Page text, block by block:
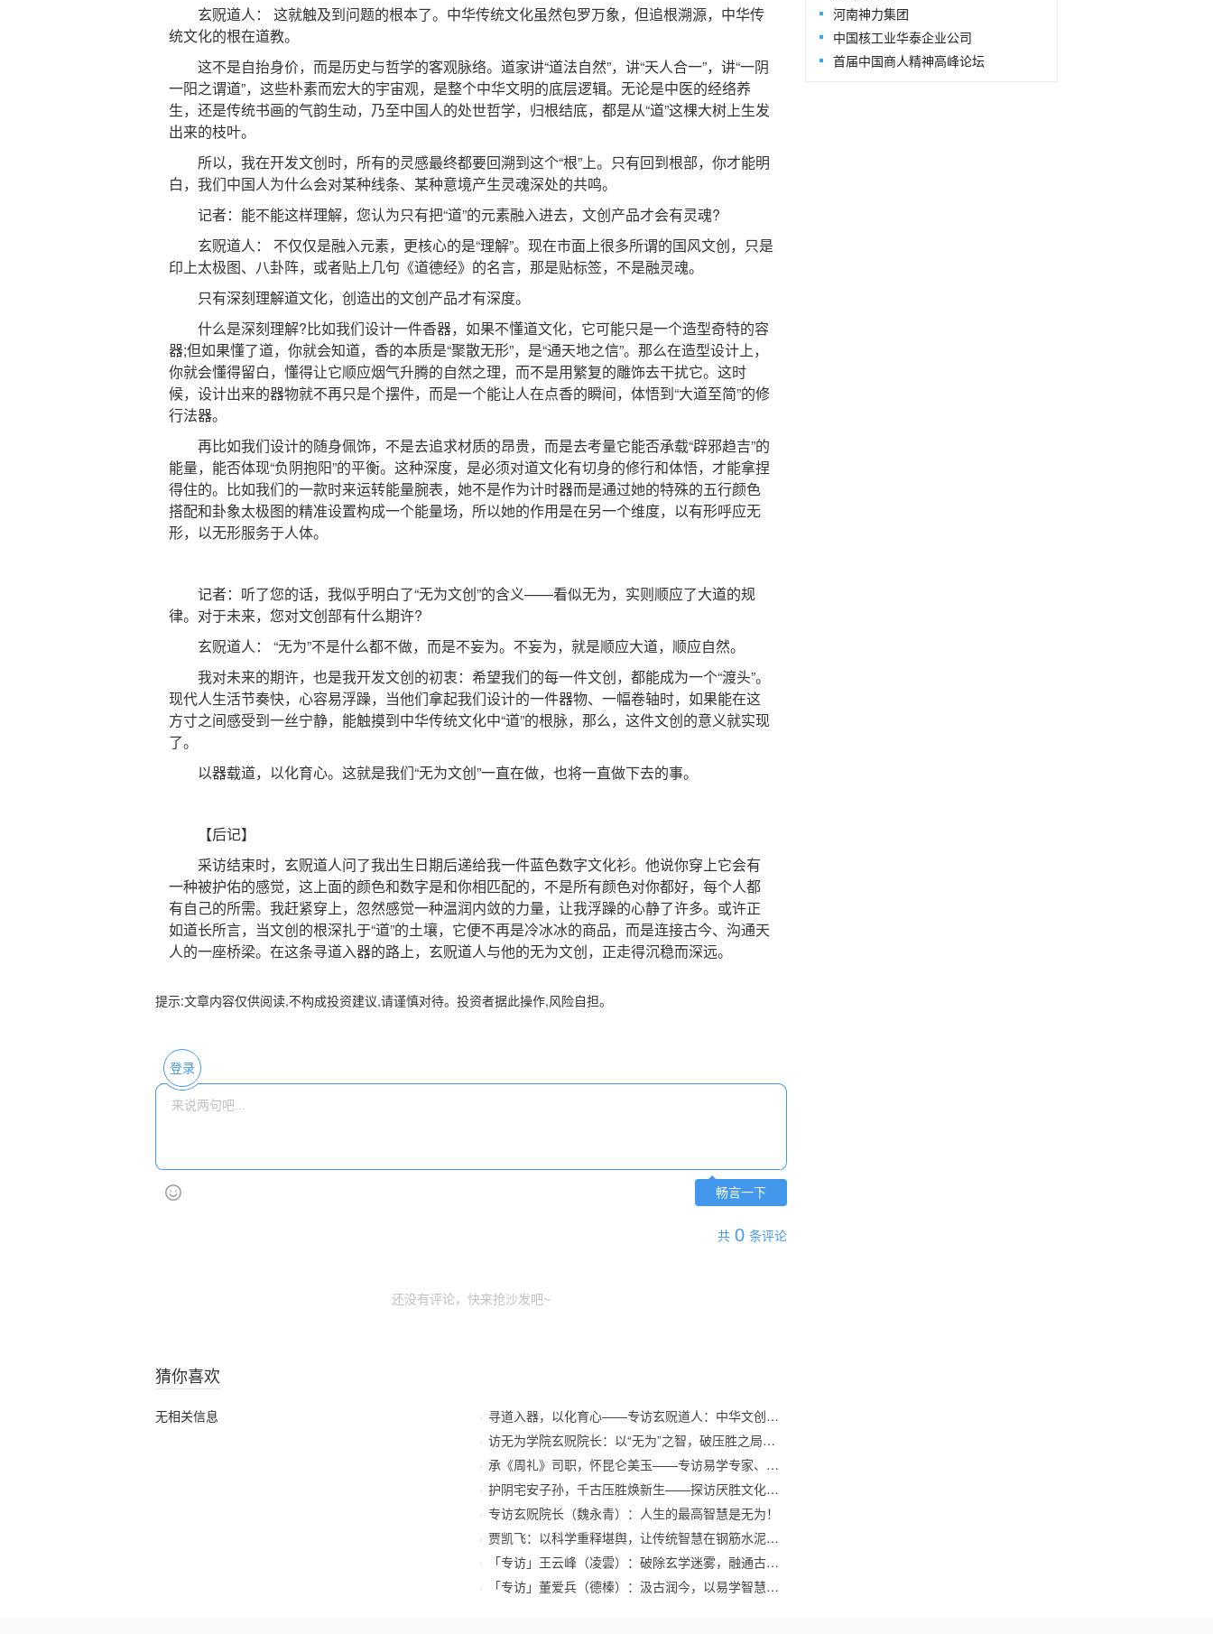
玄贶道人： 这就触及到问题的根本了。中华传统文化虽然包罗万象，但追根溯源，中华传
统文化的根在道教。
这不是自抬身价，而是历史与哲学的客观脉络。道家讲“道法自然”，讲“天人合一”，讲“一阴
一阳之谓道”，这些朴素而宏大的宇宙观，是整个中华文明的底层逻辑。无论是中医的经络养
生，还是传统书画的气韵生动，乃至中国人的处世哲学，归根结底，都是从“道”这棵大树上生发
出来的枝叶。
所以，我在开发文创时，所有的灵感最终都要回溯到这个“根”上。只有回到根部，你才能明
白，我们中国人为什么会对某种线条、某种意境产生灵魂深处的共鸣。
记者：能不能这样理解，您认为只有把“道”的元素融入进去，文创产品才会有灵魂?
玄贶道人： 不仅仅是融入元素，更核心的是“理解”。现在市面上很多所谓的国风文创，只是
印上太极图、八卦阵，或者贴上几句《道德经》的名言，那是贴标签，不是融灵魂。
只有深刻理解道文化，创造出的文创产品才有深度。
什么是深刻理解?比如我们设计一件香器，如果不懂道文化，它可能只是一个造型奇特的容
器;但如果懂了道，你就会知道，香的本质是“聚散无形”，是“通天地之信”。那么在造型设计上，
你就会懂得留白，懂得让它顺应烟气升腾的自然之理，而不是用繁复的雕饰去干扰它。这时
候，设计出来的器物就不再只是个摆件，而是一个能让人在点香的瞬间，体悟到“大道至简”的修
行法器。
再比如我们设计的随身佩饰，不是去追求材质的昂贵，而是去考量它能否承载“辟邪趋吉”的
能量，能否体现“负阴抱阳”的平衡。这种深度，是必须对道文化有切身的修行和体悟，才能拿捏
得住的。比如我们的一款时来运转能量腕表，她不是作为计时器而是通过她的特殊的五行颜色
搭配和卦象太极图的精准设置构成一个能量场，所以她的作用是在另一个维度，以有形呼应无
形，以无形服务于人体。
记者：听了您的话，我似乎明白了“无为文创”的含义——看似无为，实则顺应了大道的规
律。对于未来，您对文创部有什么期许?
玄贶道人： “无为”不是什么都不做，而是不妄为。不妄为，就是顺应大道，顺应自然。
我对未来的期许，也是我开发文创的初衷：希望我们的每一件文创，都能成为一个“渡头”。
现代人生活节奏快，心容易浮躁，当他们拿起我们设计的一件器物、一幅卷轴时，如果能在这
方寸之间感受到一丝宁静，能触摸到中华传统文化中“道”的根脉，那么，这件文创的意义就实现
了。
以器载道，以化育心。这就是我们“无为文创”一直在做，也将一直做下去的事。
【后记】
采访结束时，玄贶道人问了我出生日期后递给我一件蓝色数字文化衫。他说你穿上它会有
一种被护佑的感觉，这上面的颜色和数字是和你相匹配的，不是所有颜色对你都好，每个人都
有自己的所需。我赶紧穿上，忽然感觉一种温润内敛的力量，让我浮躁的心静了许多。或许正
如道长所言，当文创的根深扎于“道”的土壤，它便不再是冷冰冰的商品，而是连接古今、沟通天
人的一座桥梁。在这条寻道入器的路上，玄贶道人与他的无为文创，正走得沉稳而深远。
提示:文章内容仅供阅读,不构成投资建议,请谨慎对待。投资者据此操作,风险自担。
登录
畅言一下
共 0 条评论
还没有评论，快来抢沙发吧~
猜你喜欢
无相关信息
寻道入器，以化育心——专访玄贶道人：中华文创之根，尽
访无为学院玄贶院长：以“无为”之智，破压胜之局——
承《周礼》司职，怀昆仑美玉——专访易学专家、茅山
护阴宅安子孙，千古压胜焕新生——探访厌胜文化的现
专访玄贶院长（魏永青）：人生的最高智慧是无为！
贾凯飞：以科学重释堪舆，让传统智慧在钢筋水泥中“去
「专访」王云峰（凌雲）：破除玄学迷雾，融通古今之境——
「专访」董爱兵（德榛）：汲古润今，以易学智慧筑基现代人
河南神力集团
中国核工业华泰企业公司
首届中国商人精神高峰论坛